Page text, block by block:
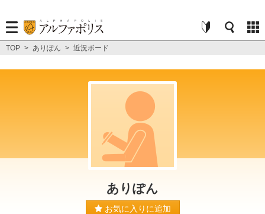
TOP > ありぽん > 近況ボード
ありぽん
お気に入りに追加